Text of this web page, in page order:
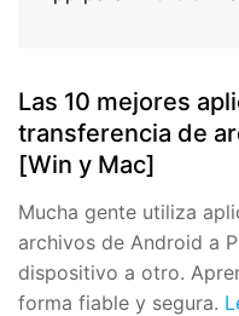
Protección del Móvil
Encuentra Más Soluciones
Las 10 mejores
transferencia de
[Win y Mac]
Mucha gente utiliza
archivos de Android a
dispositivo a otro.
forma fiable y segura.